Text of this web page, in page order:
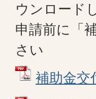
ウンロード
申請前に「
さい
補助金交